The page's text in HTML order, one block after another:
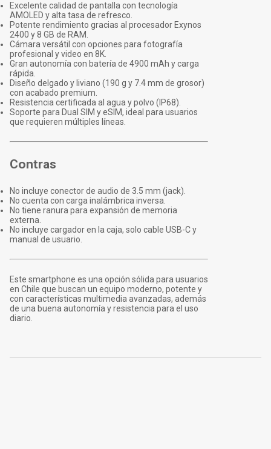
Excelente calidad de pantalla con tecnología
AMOLED y alta tasa de refresco.
Potente rendimiento gracias al procesador Exynos
2400 y 8 GB de RAM.
Cámara versátil con opciones para fotografía
profesional y video en 8K.
Gran autonomía con batería de 4900 mAh y carga
rápida.
Diseño delgado y liviano (190 g y 7.4 mm de grosor)
con acabado premium.
Resistencia certificada al agua y polvo (IP68).
Soporte para Dual SIM y eSIM, ideal para usuarios
que requieren múltiples líneas.
Contras
No incluye conector de audio de 3.5 mm (jack).
No cuenta con carga inalámbrica inversa.
No tiene ranura para expansión de memoria
externa.
No incluye cargador en la caja, solo cable USB-C y
manual de usuario.
Este smartphone es una opción sólida para usuarios
en Chile que buscan un equipo moderno, potente y
con características multimedia avanzadas, además
de una buena autonomía y resistencia para el uso
diario.